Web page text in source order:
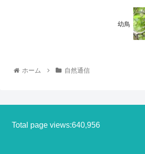
幼鳥
ホーム 自然通信
Total page views:640,956